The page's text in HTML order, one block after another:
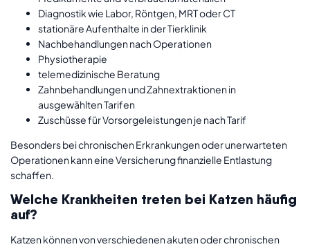
keineSelbstbeteiligung
Schutz im Ausland:12 Monate weltweit
unbegrenzteJahreshöchstgrenze
Diagnostik wie Labor, Röntgen, MRT oder CT
stationäre Aufenthalte in der Tierklinik
Nachbehandlungen nach Operationen
Physiotherapie
telemedizinische Beratung
Zahnbehandlungen und Zahnextraktionen in
ausgewählten Tarifen
Zuschüsse für Vorsorgeleistungen je nach Tarif
Besonders bei chronischen Erkrankungen oder unerwarteten
Operationen kann eine Versicherung finanzielle Entlastung
schaffen.
Welche Krankheiten treten bei Katzen häufig
auf?
Katzen können von verschiedenen akuten oder chronischen